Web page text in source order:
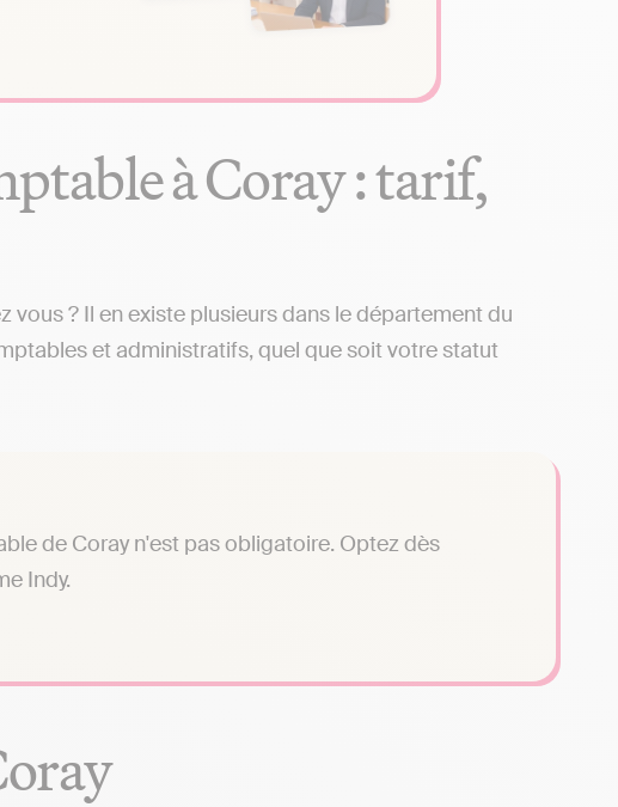
à Coray : tarif,
? Il en existe plusieurs dans le département du
et administratifs, quel que soit votre statut
de Coray n'est pas obligatoire. Optez dès
Indy.